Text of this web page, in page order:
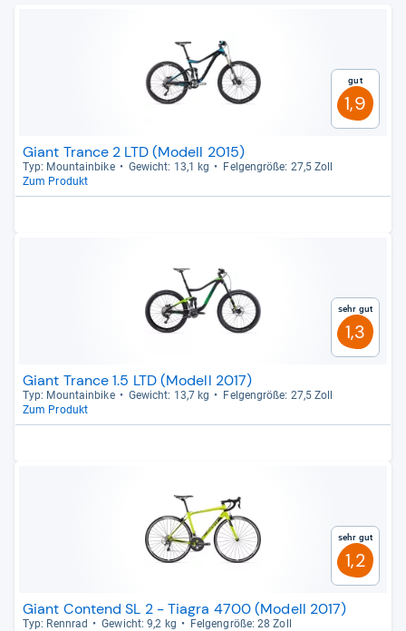
Gut
1,9
Giant Trance 2 LTD (Modell 2015)
Typ: Moun­tain­bike Gewicht: 13,1 kg
Fel­gen­größe: 27,5 Zoll
Zum Produkt
Sehr gut
1,3
Giant Trance 1.5 LTD (Modell 2017)
Typ: Moun­tain­bike Gewicht: 13,7 kg
Fel­gen­größe: 27,5 Zoll
Zum Produkt
Sehr gut
1,2
Giant Contend SL 2 - Tiagra 4700 (Modell 2017)
Typ: Renn­rad Gewicht: 9,2 kg
Fel­gen­größe: 28 Zoll